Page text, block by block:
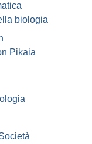
biologia
Pikaia